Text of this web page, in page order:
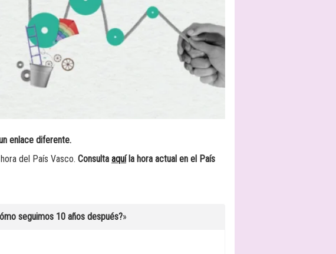
enlace diferente.
del País Vasco. Consulta aquíla hora actual en el País
seguimos 10 años después?»